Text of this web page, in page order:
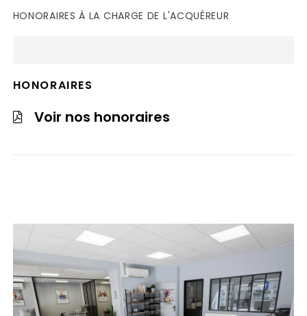
HONORAIRES À LA CHARGE DE L'ACQUÉREUR
HONORAIRES
Voir nos honoraires